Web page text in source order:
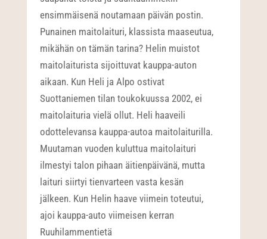
ensimmäisenä noutamaan päivän postin.
Punainen maitolaituri, klassista maaseutua,
mikähän on tämän tarina? Helin muistot
maitolaiturista sijoittuvat kauppa-auton
aikaan. Kun Heli ja Alpo ostivat
Suottaniemen tilan toukokuussa 2002, ei
maitolaituria vielä ollut. Heli haaveili
odottelevansa kauppa-autoa maitolaiturilla.
Muutaman vuoden kuluttua maitolaituri
ilmestyi talon pihaan äitienpäivänä, mutta
laituri siirtyi tienvarteen vasta kesän
jälkeen. Kun Helin haave viimein toteutui,
ajoi kauppa-auto viimeisen kerran
Ruuhilammentietä